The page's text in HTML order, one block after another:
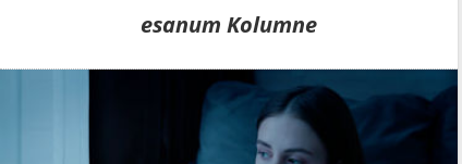
esanum Kolumne